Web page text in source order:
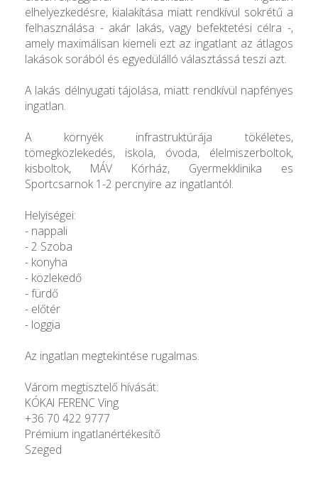
elhelyezkedésre, kialakítása miatt rendkívül sokrétű a
felhasználása - akár lakás, vagy befektetési célra -,
amely maximálisan kiemeli ezt az ingatlant az átlagos
lakások sorából és egyedülálló választássá teszi azt.
A lakás délnyugati tájolása, miatt rendkívül napfényes
ingatlan.
A környék infrastruktúrája tökéletes,
tömegközlekedés, iskola, óvoda, élelmiszerboltok,
kisboltok, MÁV Kórház, Gyermekklinika es
Sportcsarnok 1-2 percnyire az ingatlantól.
Helyiségei:
- nappali
- 2 Szoba
- konyha
- közlekedő
- fürdő
- előtér
- loggia
Az ingatlan megtekintése rugalmas.
Várom megtisztelő hívását:
KÓKAI FERENC Ving
+36 70 422 9777
Prémium ingatlanértékesítő
Szeged